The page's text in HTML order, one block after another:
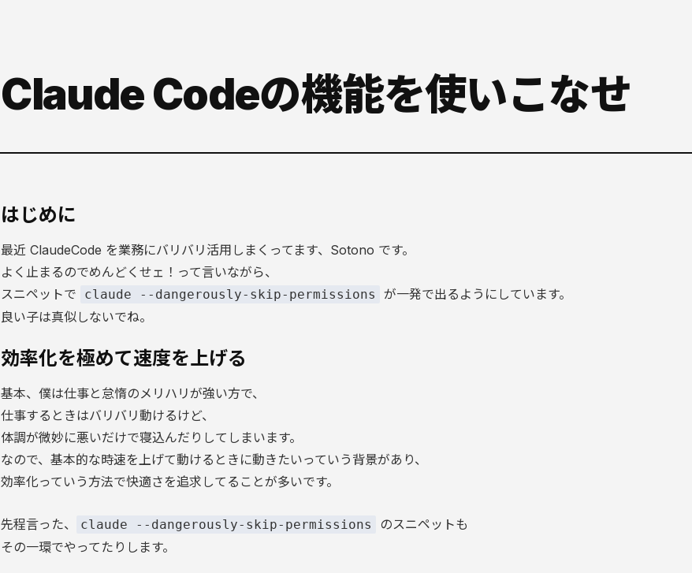
Claude Codeの機能を使いこなせ
はじめに
最近 ClaudeCode を業務にバリバリ活用しまくってます、Sotono です。
よく止まるのでめんどくせェ！って言いながら、
スニペットで
claude --dangerously-skip-permissions
が一発で出るようにしています。
良い子は真似しないでね。
効率化を極めて速度を上げる
基本、僕は仕事と怠惰のメリハリが強い方で、
仕事するときはバリバリ動けるけど、
体調が微妙に悪いだけで寝込んだりしてしまいます。
なので、基本的な時速を上げて動けるときに動きたいっていう背景があり、
効率化っていう方法で快適さを追求してることが多いです。
先程言った、 claude --dangerously-skip-permissions
のスニペットも
その一環でやってたりします。